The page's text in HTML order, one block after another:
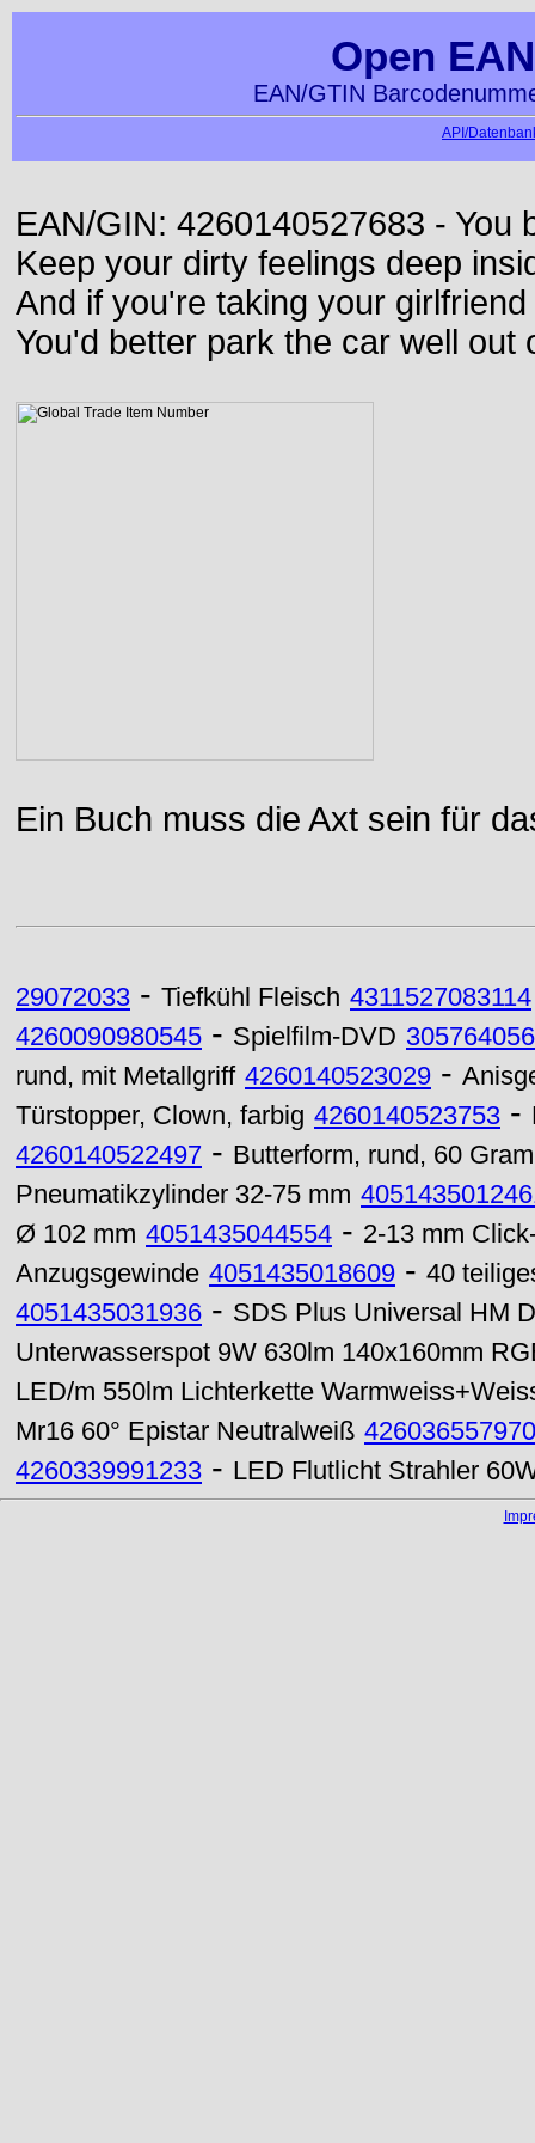
Open
EAN/GTIN
API/
EAN/GIN: 4260140527683 - You
Keep your dirty feelings deep
And if you're taking your
You'd better park the car well out
Ein Buch muss die Axt sein für
29072033 - Tiefkühl Fleisch 4311527083114
4260090980545 - Spielfilm-DVD
rund, mit Metallgriff 4260140523029 -
Türstopper, Clown, farbig 4260140523753 -
4260140522497 - Butterform, rund, 60
Pneumatikzylinder 32-75 mm
Ø 102 mm 4051435044554 - 2-13 mm
Anzugsgewinde 4051435018609 - 40
4051435031936 - SDS Plus Universal HM
Unterwasserspot 9W 630lm 140x160mm
LED/m 550lm Lichterkette
Mr16 60° Epistar Neutralweiß
4260339991233 - LED Flutlicht Strahler